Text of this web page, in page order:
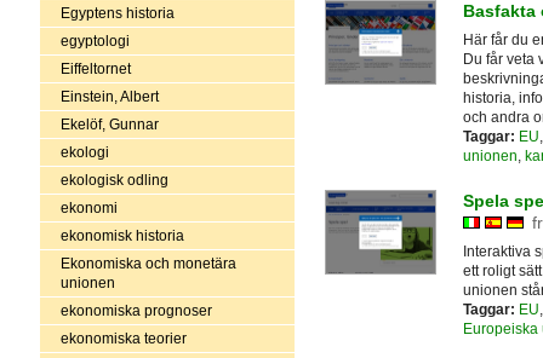
Egyptens historia
egyptologi
Eiffeltornet
Einstein, Albert
Ekelöf, Gunnar
ekologi
ekologisk odling
ekonomi
ekonomisk historia
Ekonomiska och monetära
unionen
ekonomiska prognoser
ekonomiska teorier
Basfakta
Här får du
Du får veta
historia,
och andra
Taggar: EU
unionen,
Spela
Interaktiva
ett roligt
unionen
Taggar: EU
Europeiska